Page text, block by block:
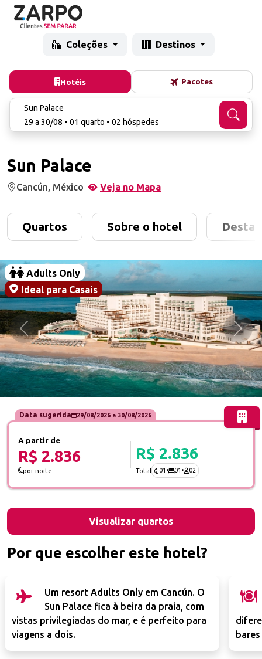
Coleções Destinos
Hotéis Pacotes
Sun Palace
29 a 30/08 • 01 quarto • 02 hóspedes
Sun Palace
Cancún, México Veja no Mapa
Quartos Sobre o hotel
Anterior
Adults Only
Ideal para Casais
Por que escolher este hotel?
Um resort Adults Only em Cancún. O
Sun Palace fica à beira da praia, com
vistas privilegiadas do mar, e é perfeito para
viagens a dois.
Data sugerida 29/08/2026a 30/08/2026
A partir de
R$ 2.836
por noite
R$ 2.836
Total 01 • 01 • 02
Visualizar quartos